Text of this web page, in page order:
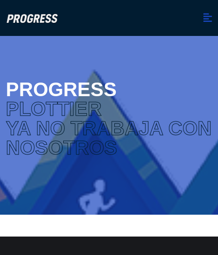
PROGRESS
PLOTTIER
YA NO TRABAJA CON
NOSOTROS